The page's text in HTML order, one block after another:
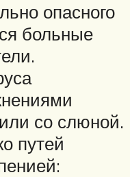
опасного
больные
со слюной.
путей